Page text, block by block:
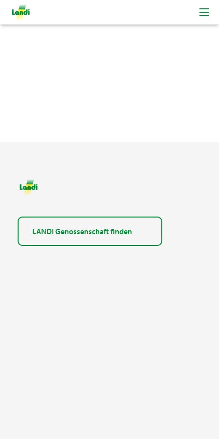
LANDI Genossenschaft finden